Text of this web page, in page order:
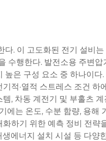
. 이 고도화된 전기 설비
수행한다. 발전소용 주변
은 구성 요소 중 하나이다
적·열적 스트레스 조건 하
, 차동 계전기 및 부홀츠
에는 온도, 수분 함량, 용해
하기 위한 예측 정비 전략
에너지 설치 시설 등 다양